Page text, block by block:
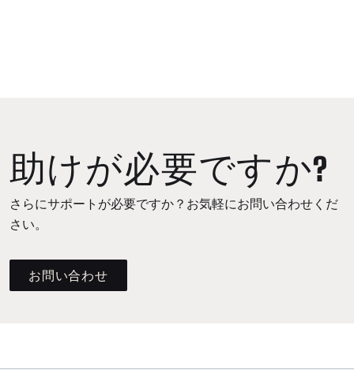
助けが必要ですか?
さらにサポートが必要ですか？お気軽にお問い合わせくだ
さい。
お問い合わせ